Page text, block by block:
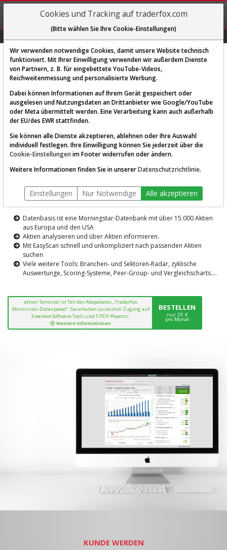
REGIS-
TRIEREN
Diese Funktion ist nur für
AKTIEN-TERMINAL
Die Aktienanalyse-Plattform von
TraderFox
Datenbasis ist eine Morningstar-Datenbank mit über 15.000 Aktien
aus Europa und den USA
Aktien analysieren und über Aktien informieren.
Mit EasyScan schnell und unkompliziert nach passenden Aktien
suchen
Viele weitere Tools: Branchen- und Sektoren-Radar, zyklische
Auswertunge, Scoring-Systeme, Peer-Group- und Vergleichscharts....
aktien Terminal ist Teil des Abopaketes „TraderFox
Morninstar-Datenpaket“. Sie erhalten zusätzlich Zugang auf
3 weitere Software-Tools und 5 PDF-Reports.
Weitere Informationen
BESTELLEN
nur 25 €
pro Monat
KUNDE WERDEN
Cookies und Tracking auf traderfox.com
(Bitte wählen Sie Ihre Cookie-Einstellungen)
Wir verwenden notwendige Cookies, damit unsere Website technisch
funktioniert. Mit Ihrer Einwilligung verwenden wir außerdem Dienste
von Partnern, z. B. für eingebettete YouTube-Videos,
Reichweitenmessung und personalisierte Werbung.
Dabei können Informationen auf Ihrem Gerät gespeichert oder
ausgelesen und Nutzungsdaten an Drittanbieter wie Google/YouTube
oder Meta übermittelt werden. Eine Verarbeitung kann auch außerhalb
der EU/des EWR stattfinden.
Sie können alle Dienste akzeptieren, ablehnen oder Ihre Auswahl
individuell festlegen. Ihre Einwilligung können Sie jederzeit über die
Cookie-Einstellungen im Footer widerrufen oder ändern.
Weitere Informationen finden Sie in unsererDatenschutzrichtlinie.
Einstellungen Nur Notwendige Alle akzeptieren